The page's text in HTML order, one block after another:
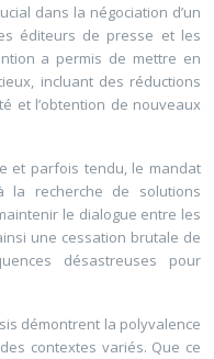
dans la négociation d’un
éditeurs de presse et les
a permis de mettre en
incluant des réductions
et l’obtention de nouveaux
et parfois tendu, le mandat
recherche de solutions
le dialogue entre les
une cessation brutale de
désastreuses pour
démontrent la polyvalence
contextes variés. Que ce